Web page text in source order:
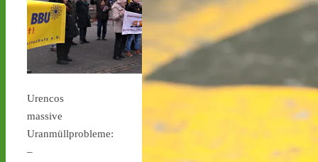
Urencos
massive
Uranmüllprobleme:
–
stoppen.de/ticker/
#atommüll
#castor
castor-stoppen.de
Ticker – Castor
stoppen!